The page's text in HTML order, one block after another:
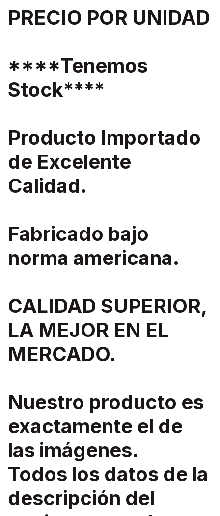
PRECIO POR UNIDAD
****Tenemos
Stock****
Producto Importado
de Excelente
Calidad.
Fabricado bajo
norma americana.
CALIDAD SUPERIOR,
LA MEJOR EN EL
MERCADO.
Nuestro producto es
exactamente el de
las imágenes.
Todos los datos de la
descripción del